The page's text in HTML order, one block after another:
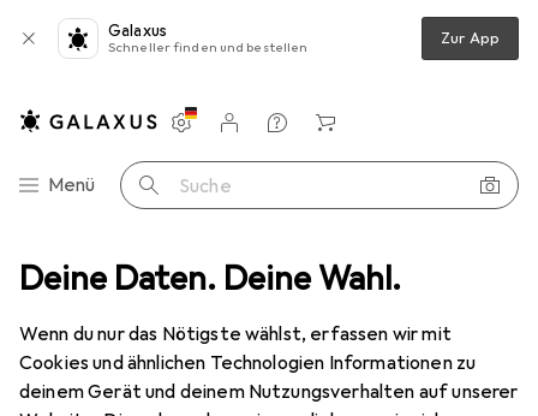
Deine Daten. Deine Wahl.
Wenn du nur das Nötigste wählst, erfassen wir mit
Cookies und ähnlichen Technologien Informationen zu
deinem Gerät und deinem Nutzungsverhalten auf unserer
Galaxus
Schneller finden und bestellen Zur App
Navigation nach Kategorien
Menü Suche
Einstellungen
Kundenkonto
Vergleichslisten
Merklisten
Warenkorb
Funko POP! Avengers: Spider-Man with Nano Gauntlet
8 Bilder